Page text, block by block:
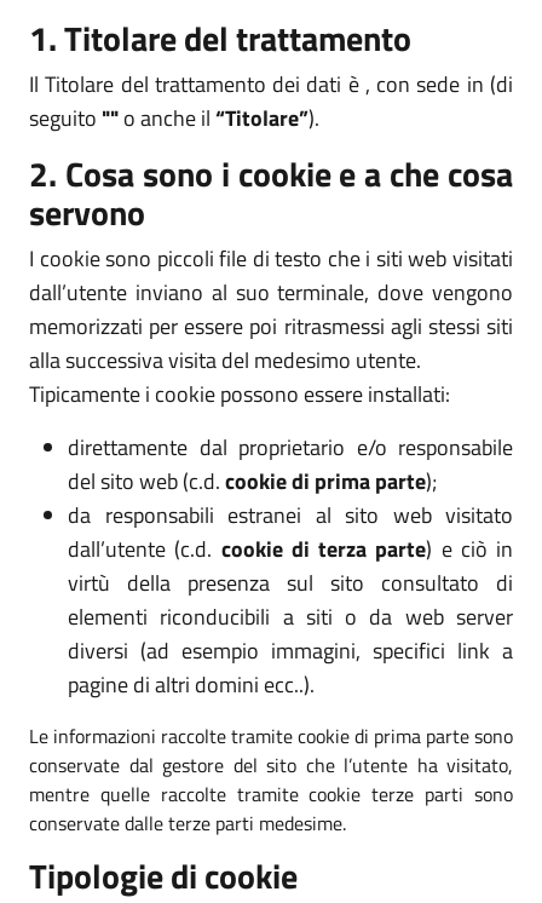
1. Titolare del trattamento
Il Titolare del trattamento dei dati è , con sede in (di
seguito ""o anche il“Titolare”).
2. Cosa sono i cookie e a che cosa
servono
I cookie sono piccoli file di testo che i siti web visitati
dall’utente inviano al suo terminale, dove vengono
memorizzati per essere poi ritrasmessi agli stessi siti
alla successiva visita del medesimo utente.
Tipicamente i cookie possono essere installati:
direttamente dal proprietario e/o responsabile
del sito web (c.d.cookie di prima parte);
da responsabili estranei al sito web visitato
dall’utente (c.d. cookie di terza parte) e ciò in
virtù della presenza sul sito consultato di
elementi riconducibili a siti o da web server
diversi (ad esempio immagini, specifici link a
pagine di altri domini ecc..).
Le informazioni raccolte tramite cookie di prima parte sono
conservate dal gestore del sito che l’utente ha visitato,
mentre quelle raccolte tramite cookie terze parti sono
conservate dalle terze parti medesime.
Tipologie di cookie